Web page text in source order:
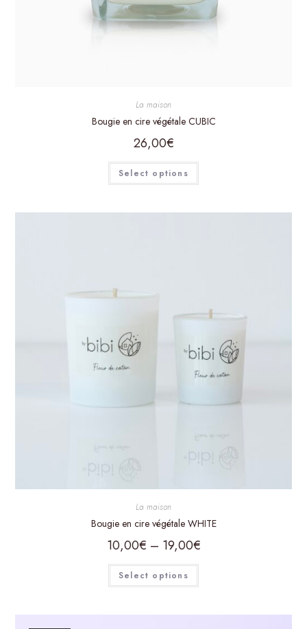
La maison
Bougie en cire végétale CUBIC
26,00€
Select options
La maison
Bougie en cire végétale WHITE
10,00€ – 19,00€
Select options